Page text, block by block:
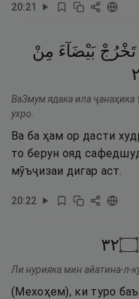
20:21
تَخْرُجْ بَيْضَآءَ مِنْ
ВаЗмум ядака ила ҷанаҳика
ухро.
Ва ба ҳам ор дасти
то берун ояд
мӯъҷизаи дигар аст.
20:22
۝٢٣
Ли нурияка мин айатина-л-
(Мехоҳем), ки туро